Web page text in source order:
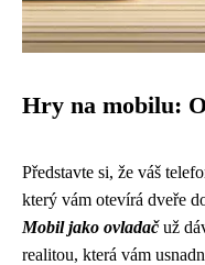
Hry na mobilu:
Představte si, že váš
který vám otevírá dveře
Mobil jako ovladačuž
realitou, která vám